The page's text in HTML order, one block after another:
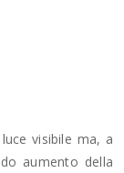
visibile ma, a
aumento della